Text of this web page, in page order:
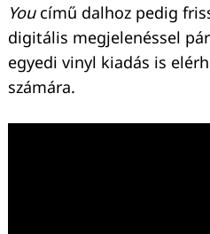
Youcímű dalhoz pedig
digitális megjelenéssel
egyedi vinyl kiadás is
számára.